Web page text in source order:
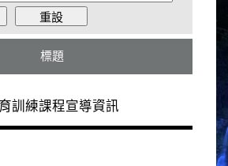
標題
訓練課程宣導資訊